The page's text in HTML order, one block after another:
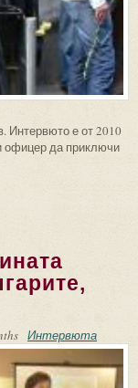
Интервюто е от 2010
офицер да приключи
По пътя на солената
Интервюта